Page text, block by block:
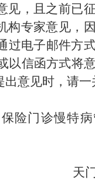
见，且之前已
构专家意见，
过电子邮件方
以信函方式将
意见时，请
险门诊慢特
天